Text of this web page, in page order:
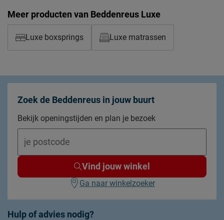
Meer producten van Beddenreus Luxe
Luxe boxsprings Luxe matrassen
Hulp of advies nodig?
Zoek de Beddenreus in jouw buurt
Bekijk openingstijden en plan je bezoek
Vind jouw winkel
Ga naar winkelzoeker